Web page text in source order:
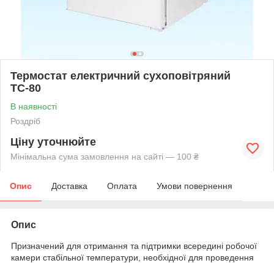
Термостат електричний сухоповітряний
ТС-80
В наявності
Роздріб
Ціну уточнюйте
Мінімальна сума замовлення на сайті — 100 ₴
Опис Доставка Оплата Умови повернення
Опис
Призначений для отримання та підтримки всередині робочої
камери стабільної температури, необхідної для проведення